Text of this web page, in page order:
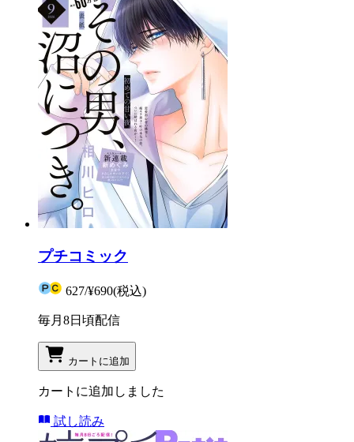
プチコミック
627/¥690(税込)
毎月8日頃配信
カートに追加
カートに追加しました
試し読み